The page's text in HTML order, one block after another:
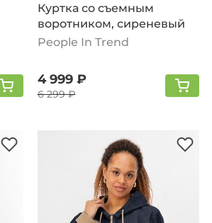
Куртка со съемным
воротником, сиреневый
People In Trend
4 999 ₽
6 299 ₽